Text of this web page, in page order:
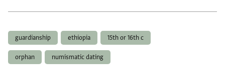
15th or 16th c
ethiopia
guardianship
numismatic dating
orphan